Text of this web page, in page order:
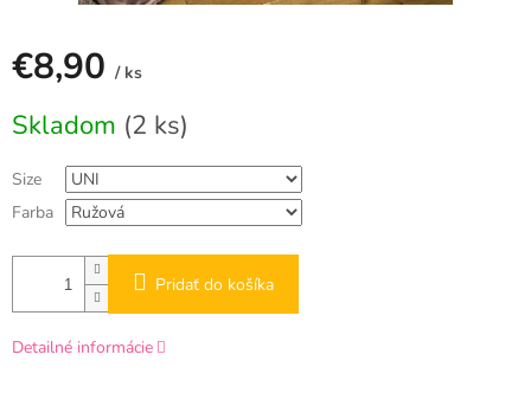
€8,90 / ks
cena:
Skladom (2 ks)
Size
Farba
Pridať do košíka
Detailné informácie